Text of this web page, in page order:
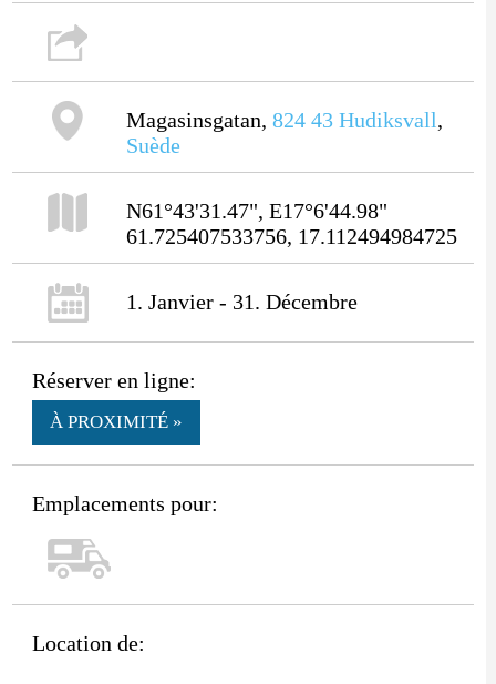
Magasinsgatan, 824 43 Hudiksvall,
Suède
N61°43'31.47", E17°6'44.98"
61.725407533756, 17.112494984725
1. Janvier - 31. Décembre
Réserver en ligne:
À PROXIMITÉ »
Emplacements pour:
Location de: